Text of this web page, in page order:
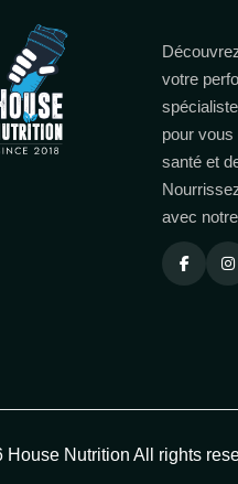
votre
pour
santé et
avec
House Nutrition All rights